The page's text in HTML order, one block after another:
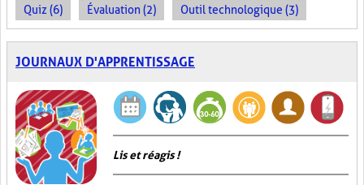
Quiz (6) Évaluation (2) Outil technologique (3)
JOURNAUX D'APPRENTISSAGE
Lis et réagis !